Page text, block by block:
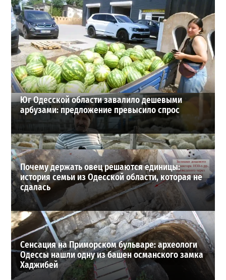
В одесском жилмассиве Радужном погиб 26-летний
мужчина: что известно
3
27-07-2026 в 13:47
ВИБОР РЕДАКЦИИ
Юг Одесской области завалило дешевыми
арбузами: предложение превысило спрос
Почему держать овец решаются единицы:
история семьи из Одесской области, которая не
сдалась
Сенсация на Приморском бульваре: археологи
Одессы нашли одну из башен османского замка
Хаджибей